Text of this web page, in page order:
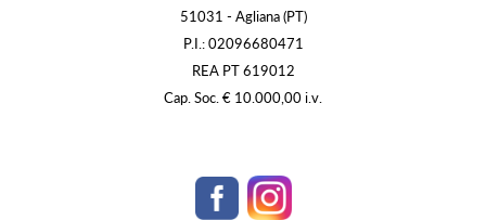
51031 - Agliana (PT)
P.I.: 02096680471
REA PT 619012
Cap. Soc. € 10.000,00 i.v.